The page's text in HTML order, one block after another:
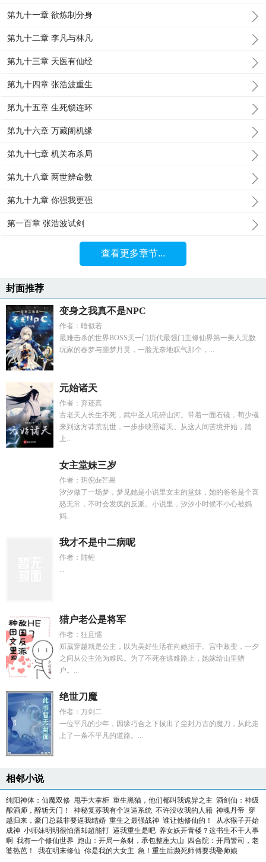
第九十一章 欲炼制分身
第九十二章 李凡与林凡
第九十三章 天医有仙经
第九十四章 张浩波重生
第九十五章 生死锁连环
第九十六章 万藏阁机缘
第九十七章 机关布杀局
第九十八章 两世辨命数
第九十九章 你强我更强
第一百章 张浩波试剑
查看更多章节...
封面推荐
变身之我真不是NPC
作者：晗似若
最难击杀的世界BOSS天一门历代最强门主修仙界第一美人无数
玩家的春梦与噩梦月灵，一脸无奈地叹气那个，...
元始诸天
作者：弃还真
古老天人长生不死，武中圣人吼碎山河。带着一面石镜，荀少彧
来到这方莽荒乱世，一步步映照诸天。从这人间苦境开始，踏
上...
女主堂妹三岁
作者：玥倪de芒果
汐汐做了一场梦，梦见她是小说里女主的堂妹，她的爸爸是个喜
怒无常，不时会发疯的反派。小说里，汐汐小时候不小心被妈
妈...
我才不是中二病呢
作者：陆鲤
...
猎户老公是将军
作者：狂且懦
郑葳穿越就是公主，以为美好生活在向她招手。宫中政变，一夕
之间从公主沦为难民。为了不死在逃难路上，她嫁给山里猎
户。...
绝世刀魔
作者：万剑二
一位平凡的少年，因缘巧合之下拔出了尘封万古的魔刀，从此走
上了一条不平凡的道路。...
相邻小说
纯阳神体：仙魔双修 甩手大掌柜 重生黑猫，他们都叫我诡异之主 酒剑仙：神级
酿酒师，醉斩天门！
神秘复苏我有个逗逼系统 不许没收我的人籍 神魂丹帝 穿
越归来，豪门总裁非要逼我结婚 重生之最强战神 谁让他修仙的！
从水猴子开始
成神 小师妹明明很怕痛却超能打 逼我重生是吧 养女妖开青楼？这书生不干人事
啊 我有一个修仙世界 跑山：开局一条豺，承包整座大山
四合院：开局警司，老
婆热芭！
我在明末修仙 你是我的大女主 急！重生后濒死师傅要我娶师娘